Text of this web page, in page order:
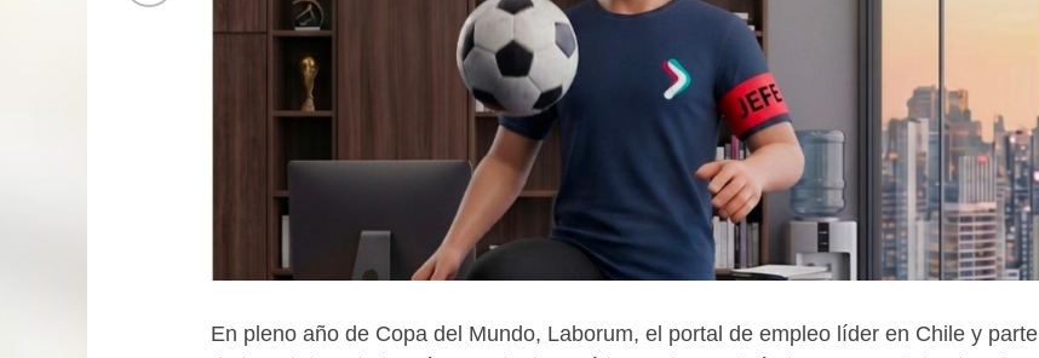
En pleno año de Copa del Mundo, Laborum, el portal de empleo líder en Chile y parte